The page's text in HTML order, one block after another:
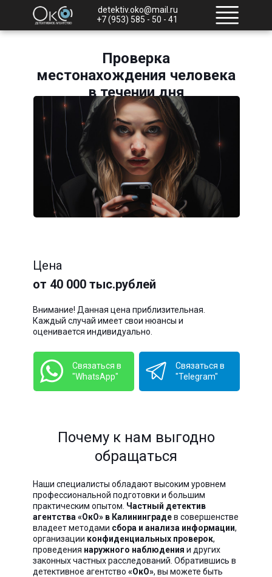
detektiv.oko@mail.ru
+7 (953) 585 - 50 - 41
Проверка
местонахождения человека
в течении дня
Цена
от 40 000 тыс.рублей
Внимание! Данная цена приблизительная.
Каждый случай имеет свои нюансы и
оценивается индивидуально.
Связаться в
"WhatsApp"
Связаться в
"Telegram"
Почему к нам выгодно
обращаться
Наши специалисты обладают высоким уровнем
профессиональной подготовки и большим
практическим опытом. Частный детектив
агентства «ОкО» в Калининградев совершенстве
владеет методами сбора и анализа информации,
организации конфиденциальных проверок,
проведения наружного наблюдения и других
законных частных расследований. Обратившись в
детективное агентство «ОкО», вы можете быть